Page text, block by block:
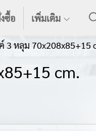
ซื้อ เพิ่มเติม
3 หลุม 70x208x85+15
cm.